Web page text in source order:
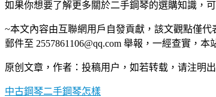
如果你想要了解更多關於二手鋼琴的選購知識，
~本文內容由互聯網用戶自發貢獻，該文觀點僅
郵件至 2557861106@qq.com 舉報，一經查實，
原创文章，作者：投稿用户，如若转载，请注明出
中古鋼琴二手鋼琴怎樣